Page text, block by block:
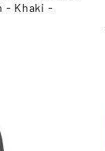
- Khaki -